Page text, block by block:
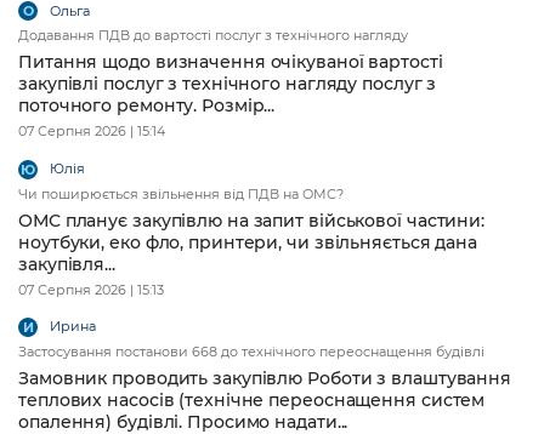
О
Ольга
Додавання ПДВ до вартості послуг з технічного нагляду
Питання щодо визначення очікуваної вартості
закупівлі послуг з технічного нагляду послуг з
поточного ремонту. Розмір...
07 Серпня 2026 | 15:14
Ю
Юлія
Чи поширюється звільнення від ПДВ на ОМС?
ОМС планує закупівлю на запит військової частини:
ноутбуки, еко фло, принтери, чи звільняється дана
закупівля...
07 Серпня 2026 | 15:13
И
Ирина
Застосування постанови 668 до технічного переоснащення будівлі
Замовник проводить закупівлю Роботи з влаштування
теплових насосів (технічне переоснащення систем
опалення) будівлі. Просимо надати...